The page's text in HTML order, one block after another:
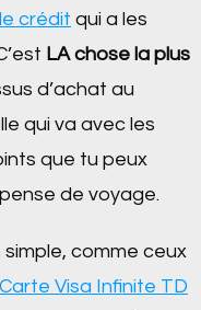
crédit qui a les
LA chose la plus
d’achat au
qui va avec les
que tu peux
de voyage.
comme ceux
Carte Visa Infinite TD